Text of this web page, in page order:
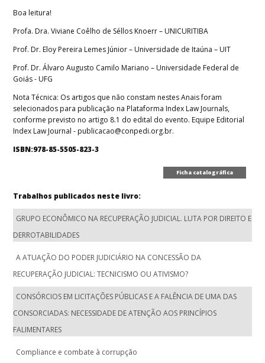
Boa leitura!
Profa. Dra. Viviane Coêlho de Séllos Knoerr – UNICURITIBA
Prof. Dr. Eloy Pereira Lemes Júnior – Universidade de Itaúna – UIT
Prof. Dr. Álvaro Augusto Camilo Mariano – Universidade Federal de
Goiás - UFG
Nota Técnica: Os artigos que não constam nestes Anais foram
selecionados para publicação na Plataforma Index Law Journals,
conforme previsto no artigo 8.1 do edital do evento. Equipe Editorial
Index Law Journal - publicacao@conpedi.org.br.
ISBN:978-85-5505-823-3
Ficha catalográfica
Trabalhos publicados neste livro:
GRUPO ECONÔMICO NA RECUPERAÇÃO JUDICIAL. LUTA POR DIREITO E
DERROTABILIDADES
A ATUAÇÃO DO PODER JUDICIÁRIO NA CONCESSÃO DA
RECUPERAÇÃO JUDICIAL: TECNICISMO OU ATIVISMO?
CONSÓRCIOS EM LICITAÇÕES PÚBLICAS E A FALÊNCIA DE UMA DAS
CONSORCIADAS: NECESSIDADE DE ATENÇÃO AOS PRINCÍPIOS
FALIMENTARES
Compliance e combate à corrupção